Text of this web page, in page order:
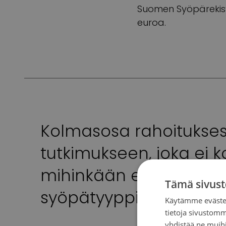
Suomen
euroa.
Kolmasosa
tutkimukseen, joka ei
mihinkään erityiseen
syöpätyyppiin.
Tämä
Käytämme
tietoja